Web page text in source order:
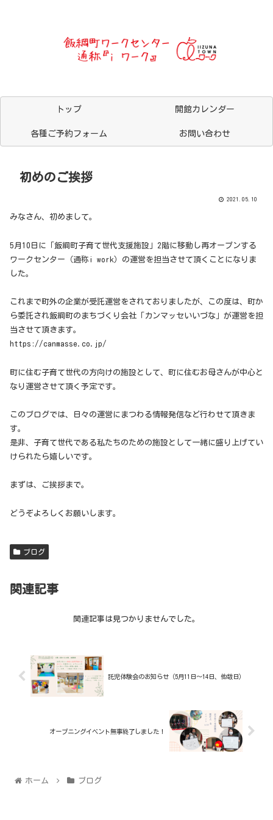
トップ 開館カレンダー
各種ご予約フォーム お問い合わせ
初めのご挨拶
2021.05.10
みなさん、初めまして。
5月10日に「飯綱町子育て世代支援施設」2階に移動し再オープンする
ワークセンター（通称i work）の運営を担当させて頂くことになりま
した。
これまで町外の企業が受託運営をされておりましたが、この度は、町か
ら委託され飯綱町のまちづくり会社「カンマッセいいづな」が運営を担
当させて頂きます。
https://canmasse.co.jp/
町に住む子育て世代の方向けの施設として、町に住むお母さんが中心と
なり運営させて頂く予定です。
このブログでは、日々の運営にまつわる情報発信など行わせて頂きま
す。
是非、子育て世代である私たちのための施設として一緒に盛り上げてい
けられたら嬉しいです。
まずは、ご挨拶まで。
どうぞよろしくお願いします。
ブログ
関連記事
関連記事は見つかりませんでした。
託児体験会のお知らせ（5月11日〜14日、他数日）
オープニングイベント無事終了しました！
ホーム ブログ